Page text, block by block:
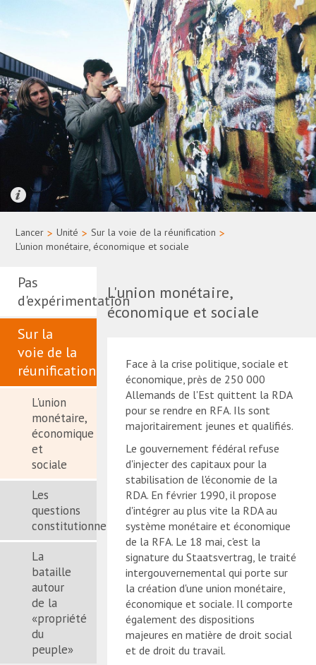
Lancer > Unité > Sur la voie de la réunification >
L'union monétaire, économique et sociale
Pas
d'expérimentation
Sur la
voie de la
réunification
L'union
monétaire,
économique
et
sociale
Les
questions
constitutionnelles
La
bataille
autour
de la
«propriété
du
peuple»
L'union monétaire,
économique et sociale
Face à la crise politique, sociale et
économique, près de 250 000
Allemands de l'Est quittent la RDA
pour se rendre en RFA. Ils sont
majoritairement jeunes et qualifiés.
Le gouvernement fédéral refuse
d'injecter des capitaux pour la
stabilisation de l'économie de la
RDA. En février 1990, il propose
d'intégrer au plus vite la RDA au
système monétaire et économique
de la RFA. Le 18 mai, c'est la
signature du Staatsvertrag, le traité
intergouvernemental qui porte sur
la création d'une union monétaire,
économique et sociale. Il comporte
également des dispositions
majeures en matière de droit social
et de droit du travail.